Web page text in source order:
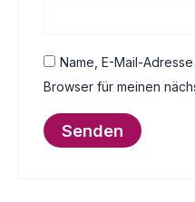
Name, E-Mail-
Browser für meinen